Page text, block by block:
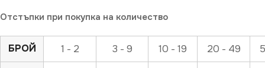
Отстъпки при покупка на количество
БРОЙ 1 - 2 3 - 9 10 - 19 20 - 49